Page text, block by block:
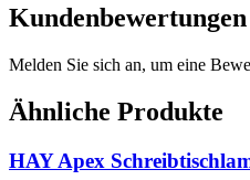
Kundenbewertungen
Melden Sie sich an, um eine
Ähnliche Produkte
HAY Apex